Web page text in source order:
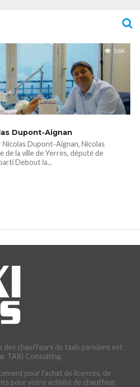
5.6K
Dupont-Aignan
Dupont-Aignan, Nicolas
de la ville de Yerres, député de
Debout la...
des chauffeurs de taxis parisiens est
TAXI Consulting.
pour l'achat de licences, de
pour votre activité de chauffeur.